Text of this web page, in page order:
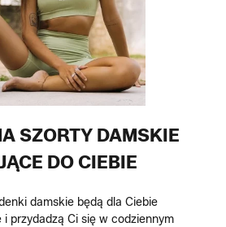
SZORTY DAMSKIE
DO CIEBIE
damskie będą dla Ciebie
przydadzą Ci się w codziennym